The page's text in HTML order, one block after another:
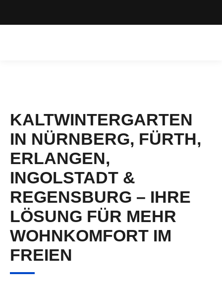
KALTWINTERGARTEN
IN NÜRNBERG, FÜRTH,
ERLANGEN,
INGOLSTADT &
REGENSBURG – IHRE
LÖSUNG FÜR MEHR
WOHNKOMFORT IM
FREIEN